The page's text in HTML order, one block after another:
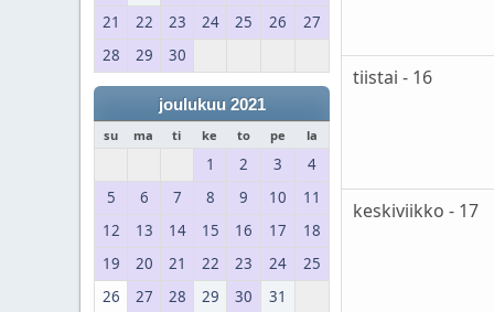
21
22 23 24 25 26
27
28
29 30
joulukuu 2021
su ma ti ke to pe la
1 2 3
4
5
6 7 8 9 10
11
12
13 14 15 16 17
18
19
20 21 22 23 24
25
26
27 28 29 30 31
tiistai - 16
keskiviikko - 17